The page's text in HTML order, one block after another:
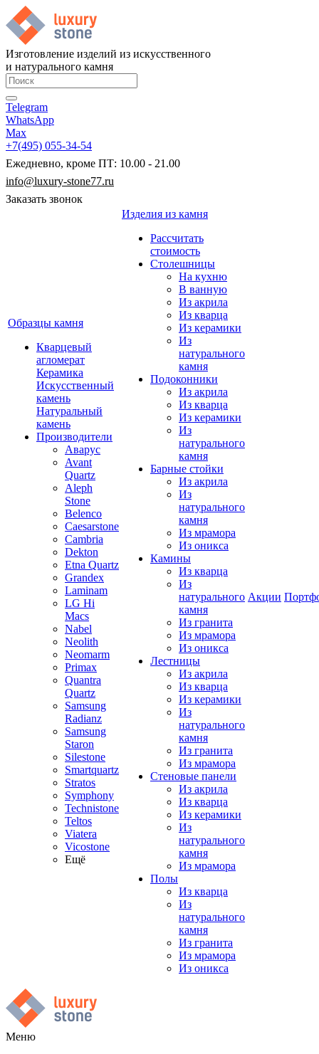
Изготовление изделий из искусственного
и натурального камня
Telegram
WhatsApp
Max
+7(495) 055-34-54
Ежедневно, кроме ПТ: 10.00 - 21.00
info@luxury-stone77.ru
Заказать звонок
Образцы камня
Кварцевый
агломерат
Керамика
Искусственный
камень
Натуральный
камень
Производители
Аварус
Avant
Quartz
Aleph
Stone
Belenco
Caesarstone
Cambria
Dekton
Etna Quartz
Grandex
Laminam
LG Hi
Macs
Nabel
Neolith
Neomarm
Primax
Quantra
Quartz
Samsung
Radianz
Samsung
Staron
Silestone
Smartquartz
Stratos
Symphony
Technistone
Teltos
Viatera
Vicostone
Ещё
Изделия из камня
Рассчитать
стоимость
Столешницы
На кухню
В ванную
Из акрила
Из кварца
Из керамики
Из
натурального
камня
Подоконники
Из акрила
Из кварца
Из керамики
Из
натурального
камня
Барные стойки
Из акрила
Из
натурального
камня
Из мрамора
Из оникса
Камины
Из кварца
Из
натурального
камня
Из гранита
Из мрамора
Из оникса
Лестницы
Из акрила
Из кварца
Из керамики
Из
натурального
камня
Из гранита
Из мрамора
Стеновые панели
Из акрила
Из кварца
Из керамики
Из
натурального
камня
Из мрамора
Полы
Из кварца
Из
натурального
камня
Из гранита
Из мрамора
Из оникса
Акции
Меню